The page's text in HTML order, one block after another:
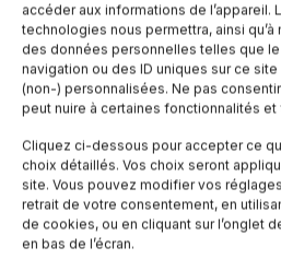
accéder aux informations de l’appareil.
technologies nous permettra, ainsi
des données personnelles telles que
navigation ou des ID uniques sur ce
(non-) personnalisées. Ne pas
peut nuire à certaines fonctionnalités et
Cliquez ci-dessous pour accepter ce
choix détaillés. Vos choix seront
site. Vous pouvez modifier vos
retrait de votre consentement, en
de cookies, ou en cliquant sur l’onglet
en bas de l’écran.
Non è un hotel. Non troverai
spesso è lento. Ma scoprirai
campagna: alzarsi all’alba
alle tue gambe, passeggiare
tramonto. I proprietari di
amano gli animali: sanno
curiosi, gatti che si perdono,